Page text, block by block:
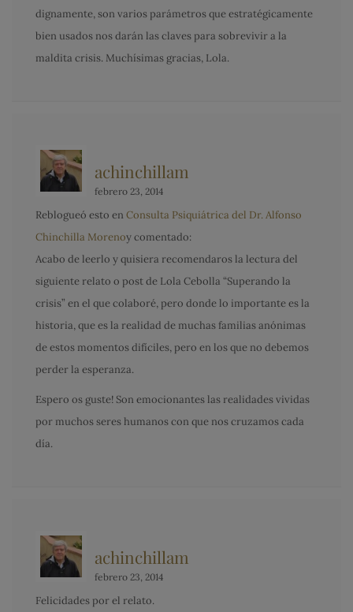
dignamente, son varios parámetros que estratégicamente
bien usados nos darán las claves para sobrevivir a la
maldita crisis. Muchísimas gracias, Lola.
achinchillam
febrero 23, 2014
Reblogueó esto en Consulta Psiquiátrica del Dr. Alfonso
Chinchilla Morenoy comentado:
Acabo de leerlo y quisiera recomendaros la lectura del
siguiente relato o post de Lola Cebolla “Superando la
crisis” en el que colaboré, pero donde lo importante es la
historia, que es la realidad de muchas familias anónimas
de estos momentos difíciles, pero en los que no debemos
perder la esperanza.
Espero os guste! Son emocionantes las realidades vividas
por muchos seres humanos con que nos cruzamos cada
día.
achinchillam
febrero 23, 2014
Felicidades por el relato.